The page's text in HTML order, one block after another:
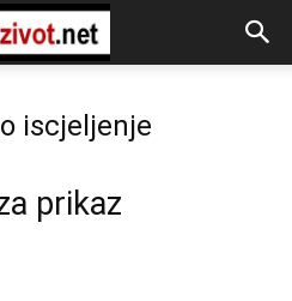
iscjeljenje
prikaz